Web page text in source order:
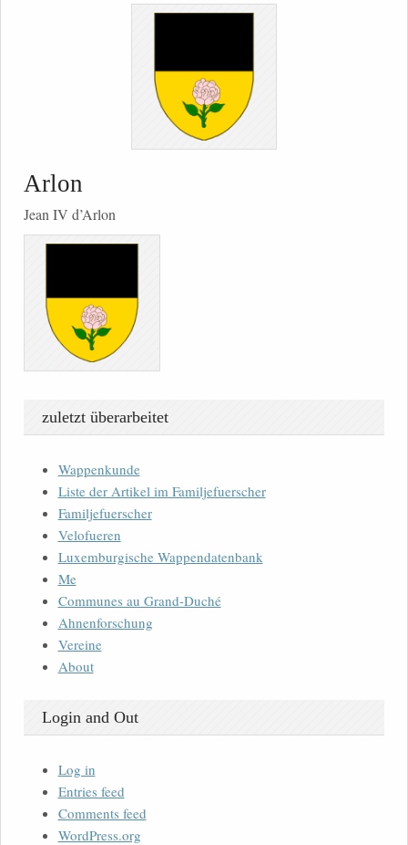
Arlon
Jean IV d’Arlon
zuletzt überarbeitet
Wappenkunde
Liste der Artikel im Familjefuerscher
Familjefuerscher
Velofueren
Luxemburgische Wappendatenbank
Me
Communes au Grand-Duché
Ahnenforschung
Vereine
About
Login and Out
Log in
Entries feed
Comments feed
WordPress.org